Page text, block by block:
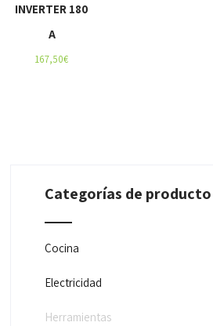
INVERTER 180
A
167,50€
Categorías de producto
Cocina
Electricidad
Herramientas